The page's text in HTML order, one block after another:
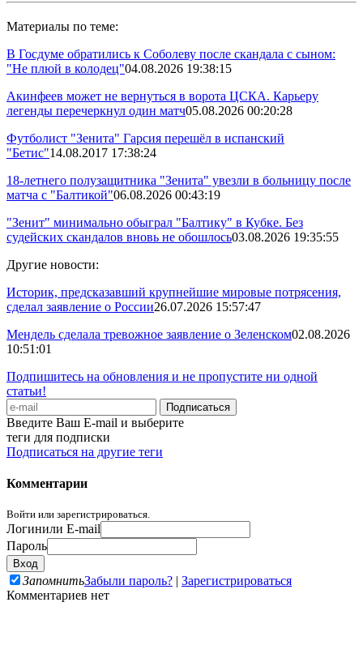
Материалы по теме:
В Госдуме обратились к Соболеву после скандала с сыном:
"Не плюй в колодец"04.08.2026 19:38:15
Акинфеев может не вернуться в ворота ЦСКА. Карьеру
легенды перечеркнул один матч05.08.2026 00:20:28
Футболист "Зенита" Гарсия перешёл в испанский
"Бетис"14.08.2017 17:38:24
18-летнего полузащитника "Зенита" увезли в больницу после
матча с "Балтикой"06.08.2026 00:43:19
"Зенит" минимально обыграл "Балтику" в Кубке. Без
судейских скандалов вновь не обошлось03.08.2026 19:35:55
Другие новости:
Историк, предсказавший крупнейшие мировые потрясения,
сделал заявление о России26.07.2026 15:57:47
Мендель сделала тревожное заявление о Зеленском02.08.2026
10:51:01
Подпишитесь на обновления и не пропустите ни одной
статьи!
Введите Ваш E-mail и выберите
теги для подписки
Подписаться на другие теги
Комментарии
Войти или зарегистрироваться.
Логинили E-mail
Пароль
ЗапомнитьЗабыли пароль? | Зарегистрироваться
Комментариев нет